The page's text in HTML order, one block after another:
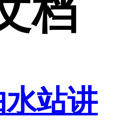
档
站讲